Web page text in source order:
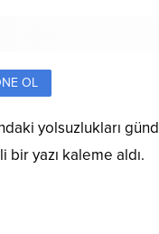
OL
yolsuzlukları
yazı kaleme aldı.